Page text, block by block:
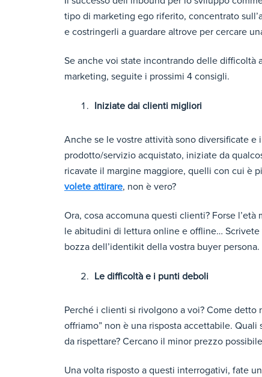
tipo di marketing ego riferito, concentrato
e costringerli a guardare altrove per cercare
Se anche voi state incontrando delle difficoltà
marketing, seguite i prossimi 4 consigli.
Iniziate dai clienti migliori
Anche se le vostre attività sono diversificate
prodotto/servizio acquistato, iniziate da
ricavate il margine maggiore, quelli con cui è
volete attirare, non è vero?
Ora, cosa accomuna questi clienti? Forse
le abitudini di lettura online e offline…
bozza dell’identikit della vostra buyer persona.
Le difficoltà e i punti deboli
Perché i clienti si rivolgono a voi? Come
offriamo” non è una risposta accettabile.
da rispettare? Cercano il minor prezzo
Una volta risposto a questi interrogativi, fate